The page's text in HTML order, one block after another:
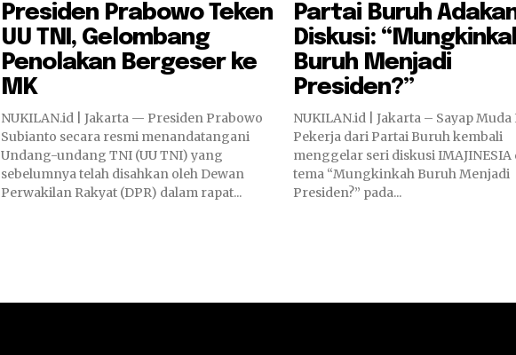
Presiden Prabowo Teken
UU TNI, Gelombang
Penolakan Bergeser ke
MK
NUKILAN.id | Jakarta — Presiden Prabowo
Subianto secara resmi menandatangani
Undang-undang TNI (UU TNI) yang
sebelumnya telah disahkan oleh Dewan
Perwakilan Rakyat (DPR) dalam rapat...
Partai Buruh
Diskusi:
Buruh Menjadi
Presiden?”
NUKILAN.id | Jakarta – Sayap Muda Kelas
Pekerja dari Partai Buruh kembali
menggelar seri diskusi
tema “Mungkinkah Buruh Menjadi
Presiden?” pada...